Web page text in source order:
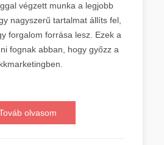
végzett munka a legjobb
nagyszerű tartalmat állíts fel,
forgalom forrása lesz. Ezek a
fognak abban, hogy győzz a
olvasom